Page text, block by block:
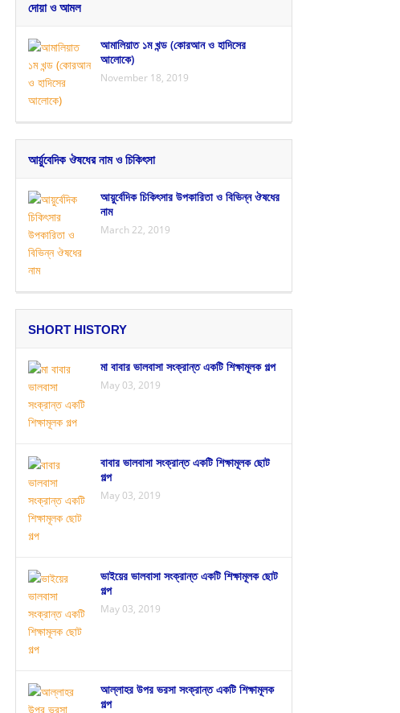
দোয়া ও আমল
আমালিয়াত ১ম খন্ড (কোরআন ও হাদিসের
আলোকে)
November 18, 2019
আর্য়ুবেদিক ঔষধের নাম ও চিকিৎসা
আয়ুর্বেদিক চিকিৎসার উপকারিতা ও বিভিন্ন ঔষধের
নাম
March 22, 2019
SHORT HISTORY
মা বাবার ভালবাসা সংক্রান্ত একটি শিক্ষামূলক গল্প
May 03, 2019
বাবার ভালবাসা সংক্রান্ত একটি শিক্ষামূলক ছোট
গল্প
May 03, 2019
ভাইয়ের ভালবাসা সংক্রান্ত একটি শিক্ষামূলক ছোট
গল্প
May 03, 2019
আল্লাহর উপর ভরসা সংক্রান্ত একটি শিক্ষামূলক
গল্প